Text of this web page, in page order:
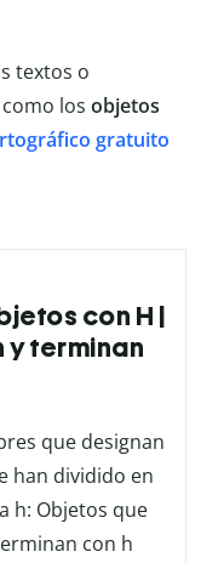
textos o
los objetos
gratuito
con H |
y terminan
que designan
han dividido en
h: Objetos que
con h